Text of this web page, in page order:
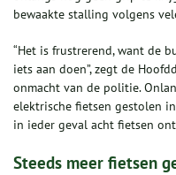
bewaakte stalling volgens
“Het is frustrerend, want de
iets aan doen”, zegt de
onmacht van de politie.
elektrische fietsen gestolen
in ieder geval acht fietsen
Steeds meer fietsen